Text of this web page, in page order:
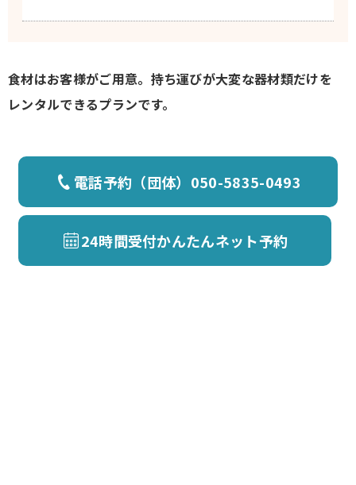
食材はお客様がご用意。持ち運びが大変な器材類だけを
レンタルできるプランです。
電話予約（団体） 050-5835-0493
24時間受付かんたんネット予約